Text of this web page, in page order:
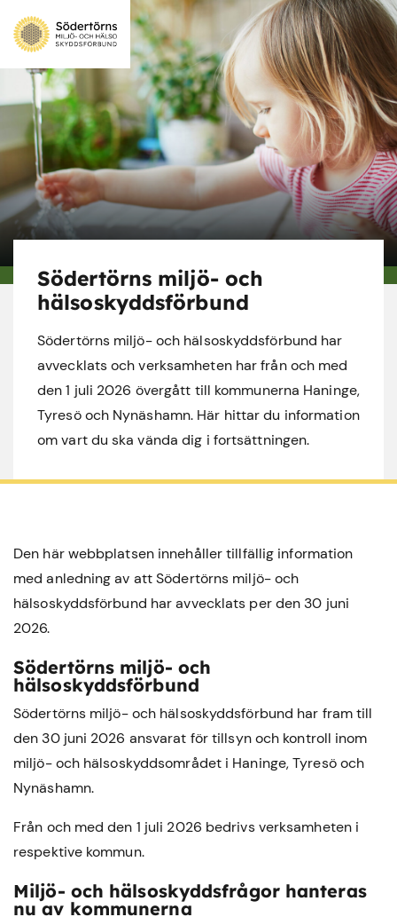
Södertörns miljö- och
hälsoskyddsförbund
Södertörns miljö- och hälsoskyddsförbund har
avvecklats och verksamheten har från och med
den 1 juli 2026 övergått till kommunerna Haninge,
Tyresö och Nynäshamn. Här hittar du information
om vart du ska vända dig i fortsättningen.
Den här webbplatsen innehåller tillfällig information
med anledning av att Södertörns miljö- och
hälsoskyddsförbund har avvecklats per den 30 juni
2026.
Södertörns miljö- och
hälsoskyddsförbund
Södertörns miljö- och hälsoskyddsförbund har fram till
den 30 juni 2026 ansvarat för tillsyn och kontroll inom
miljö- och hälsoskyddsområdet i Haninge,Tyresöoch
Nynäshamn.
Från och med den 1 juli 2026 bedrivs verksamheten i
respektive kommun.
Miljö- och hälsoskyddsfrågor hanteras
nu av kommunerna